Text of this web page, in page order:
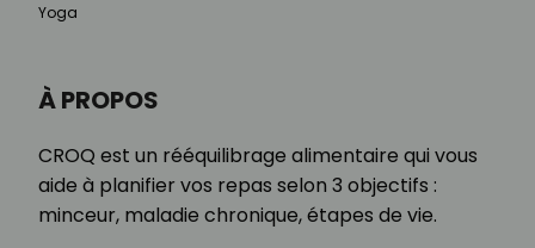
À PROPOS
CROQ est un rééquilibrage alimentaire qui vous
aide à planifier vos repas selon 3 objectifs :
minceur, maladie chronique, étapes de vie.
Yoga